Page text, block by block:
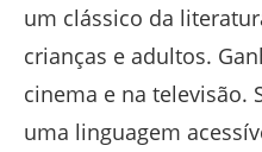
um clássico da
crianças e adultos.
cinema e na televisão.
uma linguagem